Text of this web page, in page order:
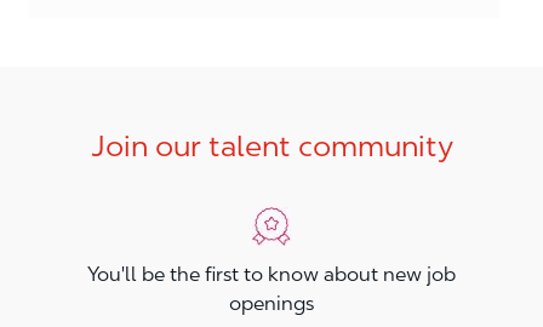
Join our talent community
You'll be the first to know about new job
openings